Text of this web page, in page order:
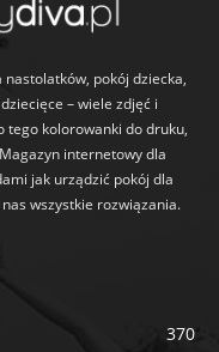
pokój dziecka,
– wiele zdjęć i
tego kolorowanki do druku,
internetowy dla
jak urządzić pokój dla
wszystkie rozwiązania.
370